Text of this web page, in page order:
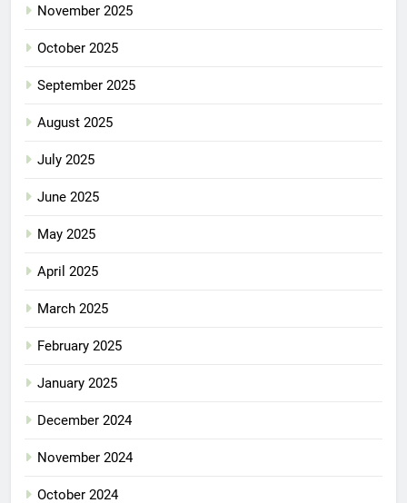
November 2025
October 2025
September 2025
August 2025
July 2025
June 2025
May 2025
April 2025
March 2025
February 2025
January 2025
December 2024
November 2024
October 2024